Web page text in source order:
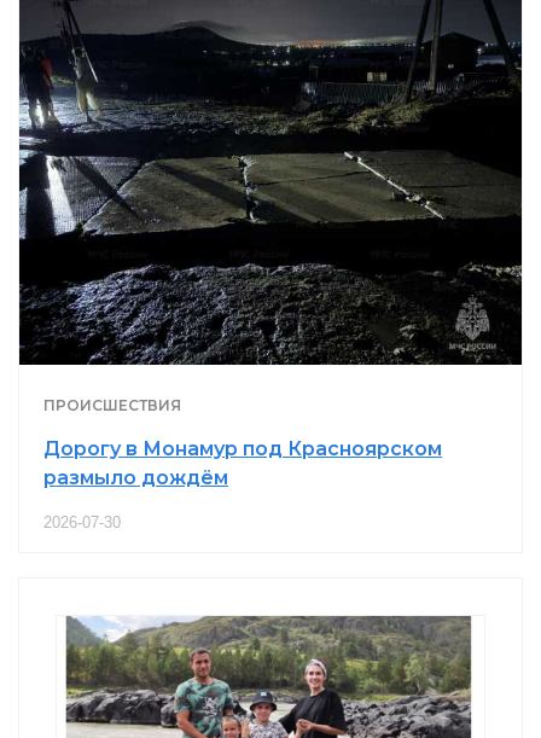
ПРОИСШЕСТВИЯ
Дорогу в Монамур под Красноярском
размыло дождём
2026-07-30